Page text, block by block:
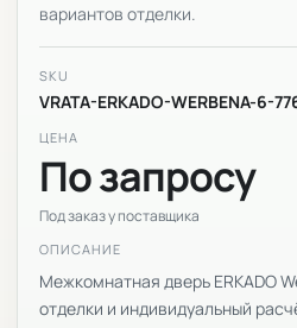
вариантов отделки.
SKU
VRATA-ERKADO-WERBENA-6-
ЦЕНА
По запросу
Под заказ у поставщика
ОПИСАНИЕ
Межкомнатная дверь ERKADO
отделки и индивидуальный